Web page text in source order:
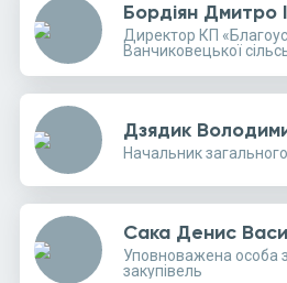
Бордіян Дмитро
Директор КП
Ванчиковецької
Дзядик
Начальник загального
Сака Денис
Уповноважена особа
закупівель